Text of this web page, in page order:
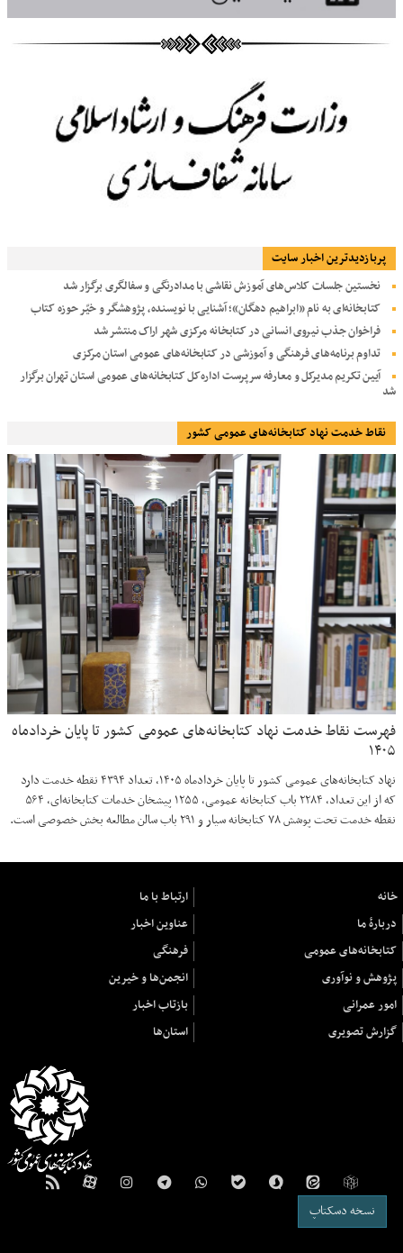
پربازديدترين اخبار سایت
نخستین جلسات کلاس‌های آموزش نقاشی با مدادرنگی و سفالگری برگزار شد
کتابخانه‌ای به نام «ابراهیم دهگان»؛ آشنایی با نویسنده، پژوهشگر و خیّر حوزه کتاب
فراخوان جذب نیروی انسانی در کتابخانه مرکزی شهر اراک منتشر شد
تداوم برنامه‌های فرهنگی و آموزشی در کتابخانه‌های عمومی استان مرکزی
آیین تکریم مدیرکل و معارفه سرپرست اداره‌کل کتابخانه‌های عمومی استان تهران برگزار
شد
نقاط خدمت نهاد کتابخانه‌های عمومی کشور
فهرست نقاط خدمت نهاد کتابخانه‌های عمومی کشور تا پایان خردادماه
۱۴۰۵
نهاد کتابخانه‌های عمومی کشور تا پایان خردادماه ۱۴۰۵، تعداد ۴۳۹۴ نقطه خدمت دارد
که از این تعداد، ۲۲۸۴ باب کتابخانه عمومی، ۱۲۵۵ پیشخان خدمات کتابخانه‌ای، ۵۶۴
نقطه خدمت تحت پوشش ۷۸ کتابخانه سیار و ۲۹۱ باب سالن مطالعه بخش خصوصی است.
خانه
ارتباط با ما
دربارهٔ ما
عناوین اخبار
کتابخانه‌های عمومی
فرهنگی
پژوهش و نوآوری
انجمن‌ها و خیرین
امور عمرانی
بازتاب اخبار
گزارش تصویری
استان‌ها
نسخه دسکتاپ